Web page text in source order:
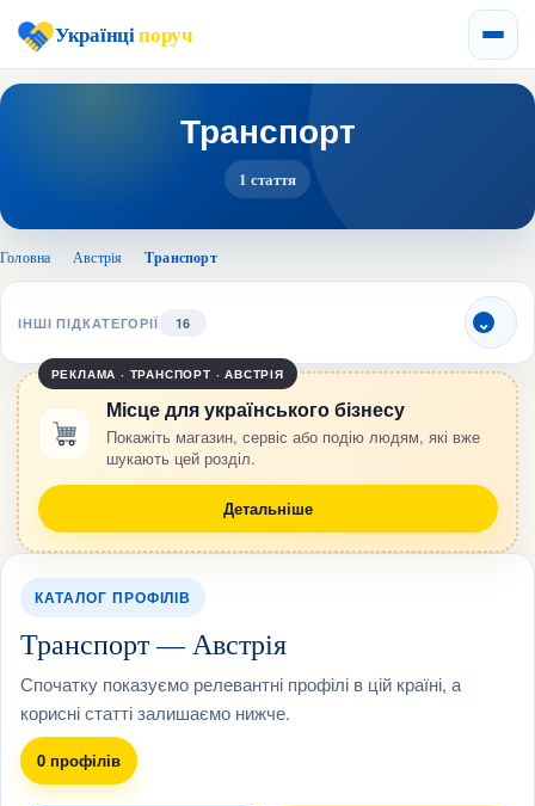
Українціпоруч
Транспорт
1 стаття
Головна Австрія Транспорт
ІНШІ ПІДКАТЕГОРІЇ 16
РЕКЛАМА · ТРАНСПОРТ · АВСТРІЯ
Місце для українського бізнесу
Покажіть магазин, сервіс або подію людям, які вже
шукають цей розділ.
Детальніше
КАТАЛОГ ПРОФІЛІВ
Транспорт — Австрія
Спочатку показуємо релевантні профілі в цій країні, а
корисні статті залишаємо нижче.
0 профілів